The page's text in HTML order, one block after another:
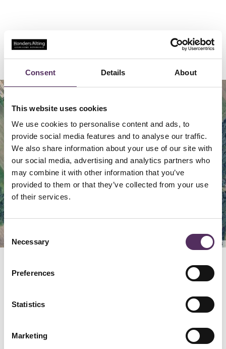
Consent Details About
This website uses cookies
We use cookies to personalise content and ads, to
provide social media features and to analyse our traffic.
We also share information about your use of our site with
our social media, advertising and analytics partners who
may combine it with other information that you’ve
provided to them or that they’ve collected from your use
of their services.
Selection
Necessary
Preferences
Statistics
Marketing
Locatie
Image may be subject to copyright Terms
GERELATEERD
Bekijk deze woningen ook eens.